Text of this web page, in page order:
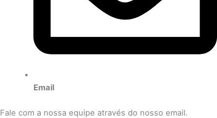
Email
Fale com a nossa equipe através do nosso email.